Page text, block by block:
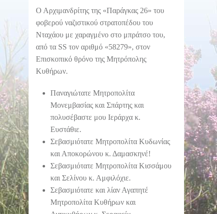
Ο Αρχιμανδρίτης της «Παράγκας 26» του
φοβερού ναζιστικού στρατοπέδου του
Νταχάου με χαραγμένο στο μπράτσο του,
από τα SS τον αριθμό «58279», στον
Επισκοπικό θρόνο της Μητρόπολης
Κυθήρων.
Παναγιώτατε Μητροπολίτα
Μονεμβασίας και Σπάρτης και
πολυσέβαστε μου Ιεράρχα κ.
Ευστάθιε.
Σεβασμιότατε Μητροπολίτα Κυδωνίας
και Αποκορώνου κ. Δαμασκηνέ!
Σεβασμιότατε Μητροπολίτα Κισσάμου
και Σελίνου κ. Αμφιλόχιε.
Σεβασμιότατε και λίαν Αγαπητέ
Μητροπολίτα Κυθήρων και